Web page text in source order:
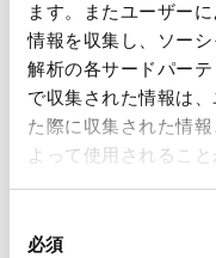
ます。またユーザー
情報を収集し、ソー
解析の各サードパー
で収集された情報は
た際に収集された情
よって使用されること
必須
ドキュメントと
カタログ 規格・認証
A6シリーズ φ16